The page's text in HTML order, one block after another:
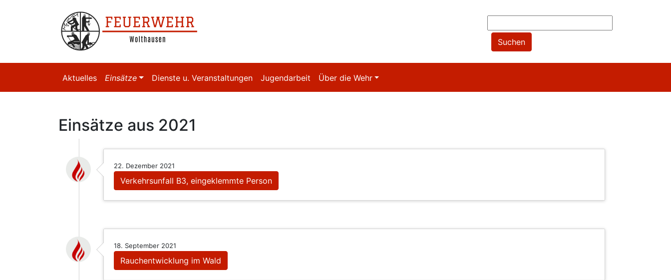
Aktuelles Einsätze Dienste u. Veranstaltungen Jugendarbeit Über die Wehr
Einsätze aus 2021
22. Dezember 2021
Verkehrsunfall B3, eingeklemmte Person
18. September 2021
Rauchentwicklung im Wald